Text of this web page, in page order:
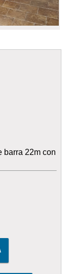
barra 22m con